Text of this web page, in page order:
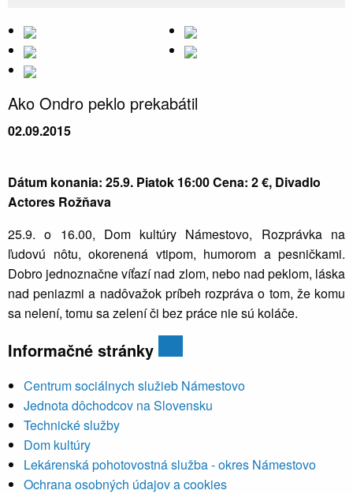
Ako Ondro peklo prekabátil
02.09.2015
Dátum konania: 25.9. Piatok 16:00 Cena: 2 €, Divadlo
Actores Rožňava
25.9. o 16.00, Dom kultúry Námestovo, Rozprávka na
ľudovú nôtu, okorenená vtipom, humorom a pesničkami.
Dobro jednoznačne víťazí nad zlom, nebo nad peklom, láska
nad peniazmi a nadôvažok príbeh rozpráva o tom, že komu
sa nelení, tomu sa zelení či bez práce nie sú koláče.
Informačné stránky
Centrum sociálnych služieb Námestovo
Jednota dôchodcov na Slovensku
Technické služby
Dom kultúry
Lekárenská pohotovostná služba - okres Námestovo
Ochrana osobných údajov a cookies